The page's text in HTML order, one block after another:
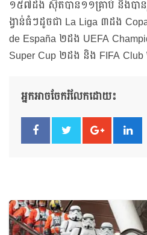
១៥៧ដង ស៊ុតបាន១១គ្រាប់ និងបា
ង្វាន់ធំៗដូចជា La Liga ៣ដង
de España ២ដង UEFA
Super Cup ២ដង និង FIFA
អ្នកអាចចែករំលែកដោយ៖